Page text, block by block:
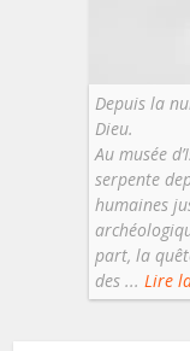
Depuis la
Dieu.
Au musée
serpente
humaines
part, la
des ... Lire